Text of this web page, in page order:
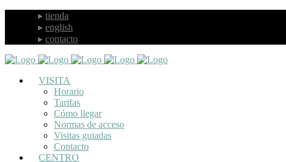
tienda
english
contacto
VISITA
Horario
Tarifas
Cómo llegar
Normas de acceso
Visitas guiadas
Contacto
CENTRO